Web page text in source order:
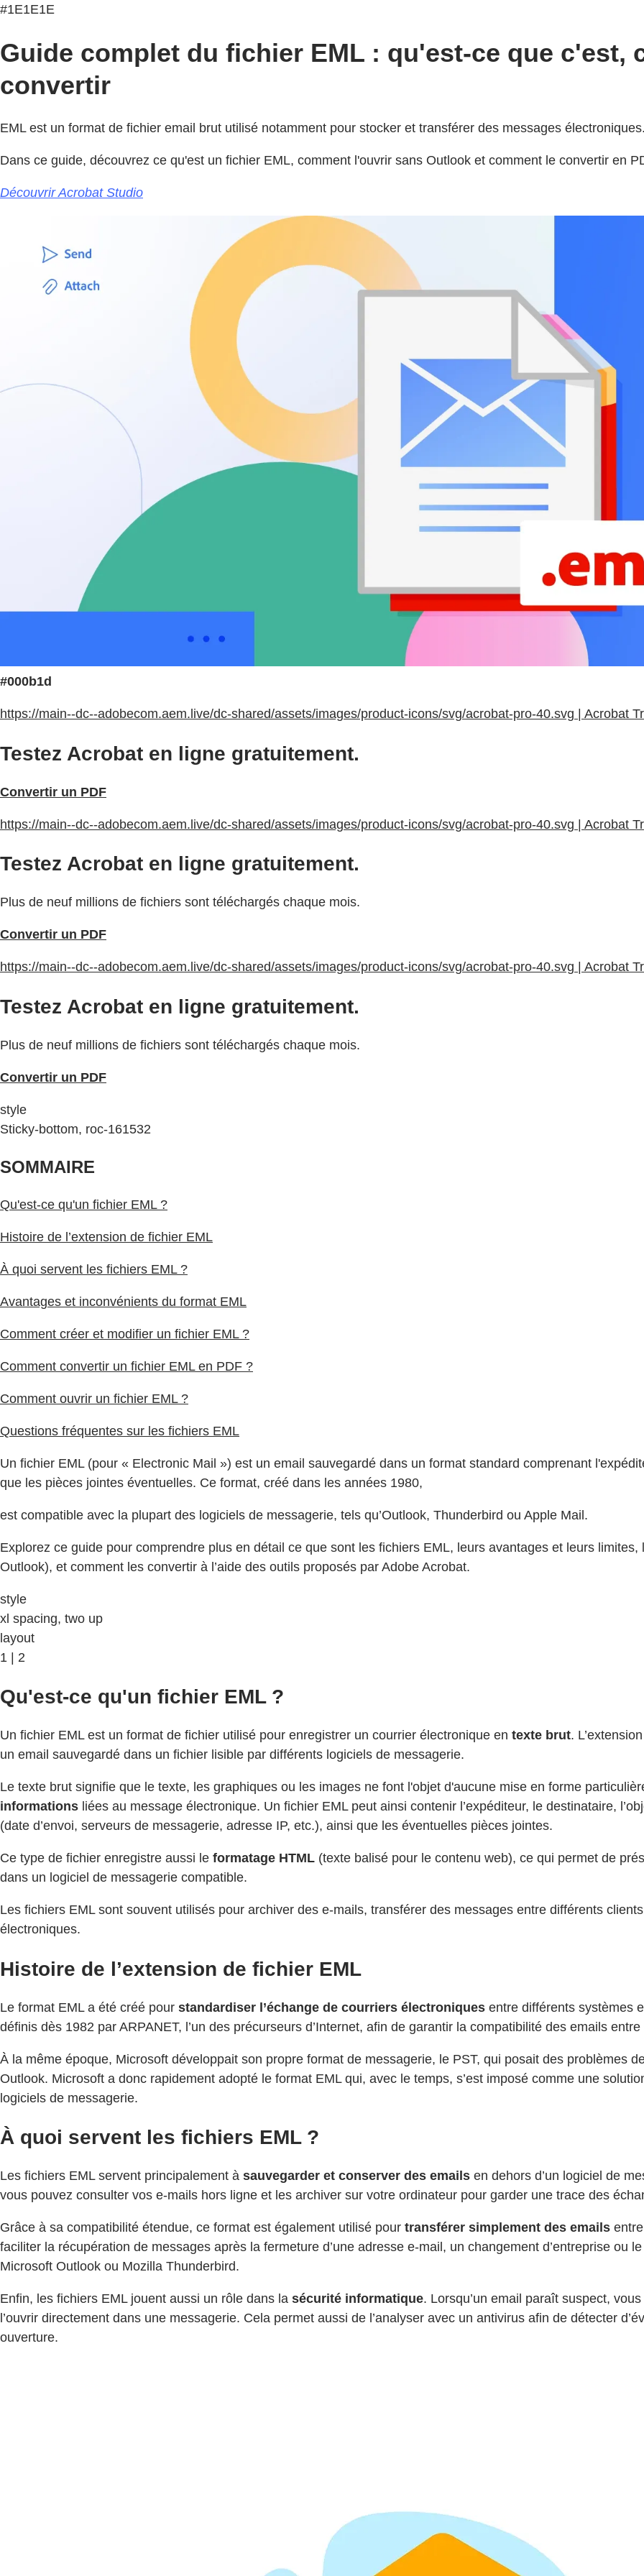
#1E1E1E
Guide complet du fichier EML : qu'est-ce que c'est,
convertir
EML est un format de fichier email brut utilisé notamment pour stocker et transférer des messages électroniques.
Dans ce guide, découvrez ce qu'est un fichier EML, comment l'ouvrir sans Outlook et comment le convertir en
Découvrir Acrobat Studio
#000b1d
https://main--dc--adobecom.aem.live/dc-shared/assets/images/product-icons/svg/acrobat-pro-40.svg | Acrobat
Testez Acrobat en ligne gratuitement.
Convertir un PDF
https://main--dc--adobecom.aem.live/dc-shared/assets/images/product-icons/svg/acrobat-pro-40.svg | Acrobat
Testez Acrobat en ligne gratuitement.
Plus de neuf millions de fichiers sont téléchargés chaque mois.
Convertir un PDF
https://main--dc--adobecom.aem.live/dc-shared/assets/images/product-icons/svg/acrobat-pro-40.svg | Acrobat
Testez Acrobat en ligne gratuitement.
Plus de neuf millions de fichiers sont téléchargés chaque mois.
Convertir un PDF
style
Sticky-bottom, roc-161532
SOMMAIRE
Qu'est-ce qu'un fichier EML ?
Histoire de l’extension de fichier EML
À quoi servent les fichiers EML ?
Avantages et inconvénients du format EML
Comment créer et modifier un fichier EML ?
Comment convertir un fichier EML en PDF ?
Comment ouvrir un fichier EML ?
Questions fréquentes sur les fichiers EML
Un fichier EML (pour « Electronic Mail ») est un email sauvegardé dans un format standard comprenant
que les pièces jointes éventuelles. Ce format, créé dans les années 1980,
est compatible avec la plupart des logiciels de messagerie, tels qu’Outlook, Thunderbird ou Apple Mail.
Explorez ce guide pour comprendre plus en détail ce que sont les fichiers EML, leurs avantages et leurs
Outlook), et comment les convertir à l’aide des outils proposés par Adobe Acrobat.
style
xl spacing, two up
layout
1 | 2
Qu'est-ce qu'un fichier EML ?
Un fichier EML est un format de fichier utilisé pour enregistrer un courrier électronique en texte brut.
un email sauvegardé dans un fichier lisible par différents logiciels de messagerie.
Le texte brut signifie que le texte, les graphiques ou les images ne font l'objet d'aucune mise en forme
informations liées au message électronique. Un fichier EML peut ainsi contenir l’expéditeur, le destinataire,
(date d’envoi, serveurs de messagerie, adresse IP, etc.), ainsi que les éventuelles pièces jointes.
Ce type de fichier enregistre aussi le formatage HTML (texte balisé pour le contenu web), ce qui permet de
dans un logiciel de messagerie compatible.
Les fichiers EML sont souvent utilisés pour archiver des e-mails, transférer des messages entre différents
électroniques.
Histoire de l’extension de fichier EML
Le format EML a été créé pour standardiser l’échange de courriers électroniques entre différents systèmes
définis dès 1982 par ARPANET, l’un des précurseurs d’Internet, afin de garantir la compatibilité des emails
À la même époque, Microsoft développait son propre format de messagerie, le PST, qui posait des problèmes
Outlook. Microsoft a donc rapidement adopté le format EML qui, avec le temps, s’est imposé comme une
logiciels de messagerie.
À quoi servent les fichiers EML ?
Les fichiers EML servent principalement à sauvegarder et conserver des emails en dehors d’un logiciel de
vous pouvez consulter vos e-mails hors ligne et les archiver sur votre ordinateur pour garder une trace des
Grâce à sa compatibilité étendue, ce format est également utilisé pour transférer simplement des emails
faciliter la récupération de messages après la fermeture d’une adresse e-mail, un changement d’entreprise ou
Microsoft Outlook ou Mozilla Thunderbird.
Enfin, les fichiers EML jouent aussi un rôle dans la sécurité informatique. Lorsqu’un email paraît suspect,
l’ouvrir directement dans une messagerie. Cela permet aussi de l’analyser avec un antivirus afin de détecter
ouverture.